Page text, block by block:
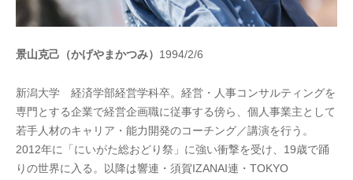
景山克己（かげやまかつみ） 1994/2/6
新潟大学 経済学部経営学科卒。経営・人事コンサルティングを
専門とする企業で経営企画職に従事する傍ら、個人事業主として
若手人材のキャリア・能力開発のコーチング／講演を行う。
2012年に「にいがた総おどり祭」に強い衝撃を受け、19歳で踊
りの世界に入る。以降は響連・須賀IZANAI連・TOKYO